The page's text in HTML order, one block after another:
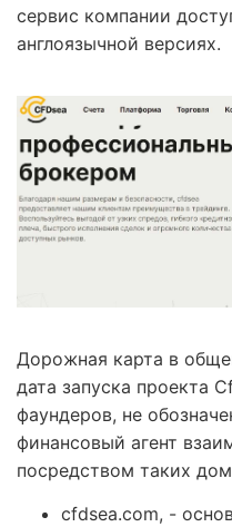
сервис компании
англоязычной версиях.
Дорожная карта в
дата запуска проекта
фаундеров, не
финансовый агент
посредством таких
cfdsea.com, -